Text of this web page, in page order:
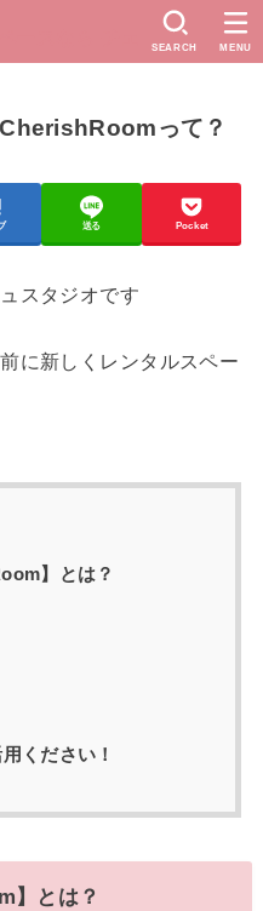
SEARCH MENU
って？
送る Pocket
スタジオです
に新しくレンタルスペー
】とは？
ください！
】とは？